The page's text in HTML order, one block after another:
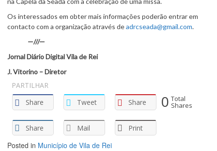
Os interessados em obter mais informações poderão entrar em
contacto com a organização através deadrcseada@gmail.com.
—///—
Jornal Diário Digital Vila de Rei
J. Vitorino – Diretor
PARTILHAR
Share
Tweet Share
Share Mail Print
0 Total
Shares
Posted in Município de Vila de Rei